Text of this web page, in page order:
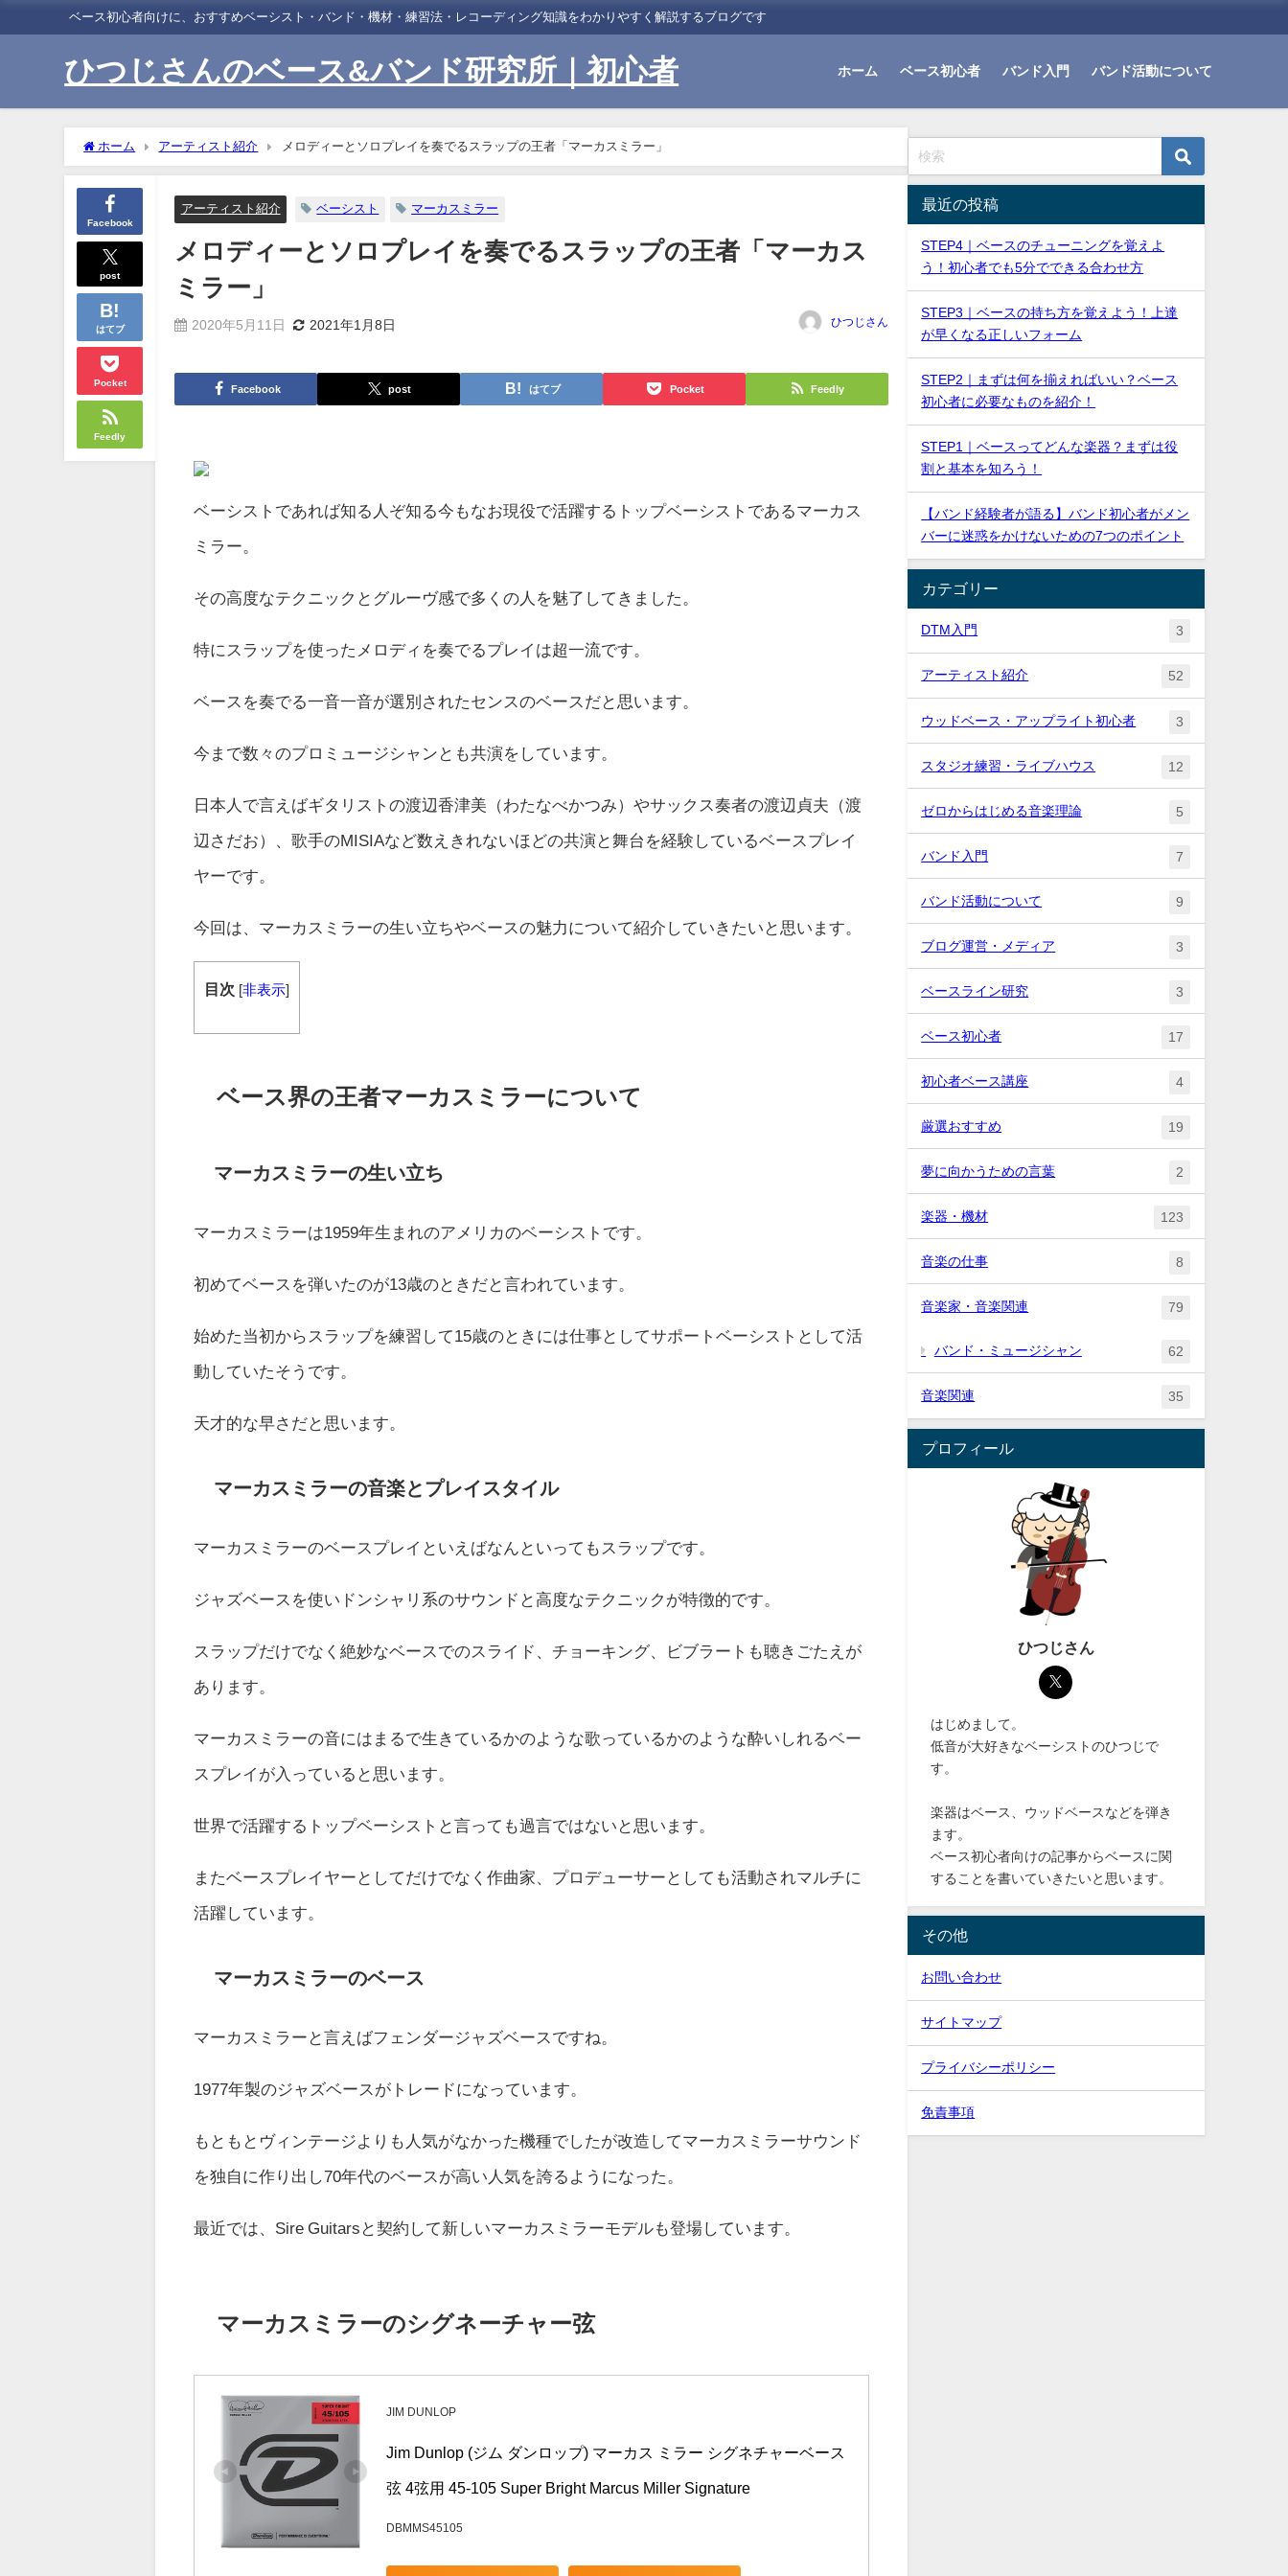
ベース初心者向けに、おすすめベーシスト・バンド・機材・練習法・レコーディング知識をわかりやすく解説するブログです
ひつじさんのベース&バンド研究所｜初心者 ホーム ベース初心者 バンド入門 バンド活動について
ホーム アーティスト紹介 メロディーとソロプレイを奏でるスラップの王者「マーカスミラー」
Facebook
post
はてブ
Pocket
Feedly
アーティスト紹介 ベーシスト マーカスミラー
メロディーとソロプレイを奏でるスラップの王者「マーカス
ミラー」
2020年5月11日 2021年1月8日 ひつじさん
Facebook post はてブ Pocket Feedly
ベーシストであれば知る人ぞ知る今もなお現役で活躍するトップベーシストであるマーカス
ミラー。
その高度なテクニックとグルーヴ感で多くの人を魅了してきました。
特にスラップを使ったメロディを奏でるプレイは超一流です。
ベースを奏でる一音一音が選別されたセンスのベースだと思います。
今まで数々のプロミュージシャンとも共演をしています。
日本人で言えばギタリストの渡辺香津美（わたなべかつみ）やサックス奏者の渡辺貞夫（渡
辺さだお）、歌手のMISIAなど数えきれないほどの共演と舞台を経験しているベースプレイ
ヤーです。
今回は、マーカスミラーの生い立ちやベースの魅力について紹介していきたいと思います。
目次 [非表示
ベース界の王者マーカスミラーについて
マーカスミラーの生い立ち
マーカスミラーは1959年生まれのアメリカのベーシストです。
初めてベースを弾いたのが13歳のときだと言われています。
始めた当初からスラップを練習して15歳のときには仕事としてサポートベーシストとして活
動していたそうです。
天才的な早さだと思います。
マーカスミラーの音楽とプレイスタイル
マーカスミラーのベースプレイといえばなんといってもスラップです。
ジャズベースを使いドンシャリ系のサウンドと高度なテクニックが特徴的です。
スラップだけでなく絶妙なベースでのスライド、チョーキング、ビブラートも聴きごたえが
あります。
マーカスミラーの音にはまるで生きているかのような歌っているかのような酔いしれるベー
スプレイが入っていると思います。
世界で活躍するトップベーシストと言っても過言ではないと思います。
またベースプレイヤーとしてだけでなく作曲家、プロデューサーとしても活動されマルチに
活躍しています。
マーカスミラーのベース
マーカスミラーと言えばフェンダージャズベースですね。
1977年製のジャズベースがトレードになっています。
もともとヴィンテージよりも人気がなかった機種でしたが改造してマーカスミラーサウンド
を独自に作り出し70年代のベースが高い人気を誇るようになった。
最近では、 Sire Guitarsと契約して新しいマーカスミラーモデルも登場しています。
マーカスミラーのシグネーチャー弦
JIM DUNLOP
Jim Dunlop (ジム ダンロップ) マーカス ミラー シグネチャーベース
弦 4弦用 45-105 Super Bright Marcus Miller Signature
DBMMS45105
最近の投稿
STEP4｜ベースのチューニングを覚えよ
う！初心者でも5分でできる合わせ方
STEP3｜ベースの持ち方を覚えよう！上達
が早くなる正しいフォーム
STEP2｜まずは何を揃えればいい？ベース
初心者に必要なものを紹介！
STEP1｜ベースってどんな楽器？まずは役
割と基本を知ろう！
【バンド経験者が語る】バンド初心者がメン
バーに迷惑をかけないための7つのポイント
カテゴリー
DTM入門 3
アーティスト紹介 52
ウッドベース・アップライト初心者 3
スタジオ練習・ライブハウス 12
ゼロからはじめる音楽理論 5
バンド入門 7
バンド活動について 9
ブログ運営・メディア 3
ベースライン研究 3
ベース初心者 17
初心者ベース講座 4
厳選おすすめ 19
夢に向かうための言葉 2
楽器・機材 123
音楽の仕事 8
音楽家・音楽関連 79
バンド・ミュージシャン 62
音楽関連 35
プロフィール
ひつじさん
はじめまして。
低音が大好きなベーシストのひつじで
す。
楽器はベース、ウッドベースなどを弾き
ます。
ベース初心者向けの記事からベースに関
することを書いていきたいと思います。
その他
お問い合わせ
サイトマップ
プライバシーポリシー
免責事項